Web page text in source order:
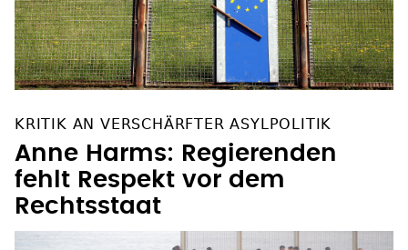
KRITIK AN VERSCHÄRFTER ASYLPOLITIK
Anne Harms: Regierenden
fehlt Respekt vor dem
Rechtsstaat